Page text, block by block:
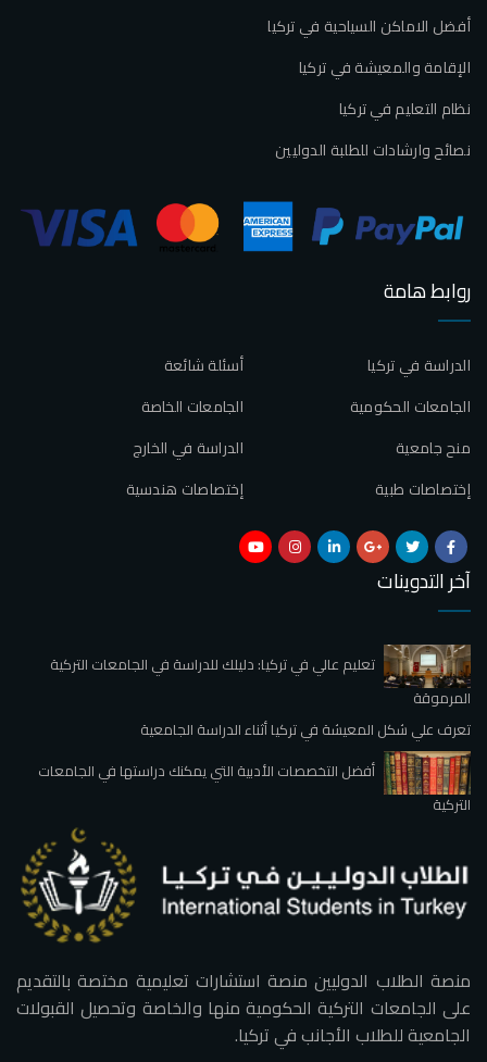
أفضل الاماكن السياحية في تركيا
الإقامة والمعيشة في تركيا
نظام التعليم في تركيا
نصائح وارشادات للطلبة الدوليين
روابط هامة
أسئلة شائعة
الدراسة في تركيا
الجامعات الخاصة
الجامعات الحكومية
الدراسة في الخارج
منح جامعية
إختصاصات هندسية
إختصاصات طبية
آخر التدوينات
تعليم عالي في تركيا: دليلك للدراسة في الجامعات التركية
المرموقة
تعرف علي شكل المعيشة في تركيا أثناء الدراسة الجامعية
أفضل التخصصات الأدبية التي يمكنك دراستها في الجامعات
التركية
منصة الطلاب الدوليين منصة استشارات تعليمية مختصة بالتقديم
على الجامعات التركية الحكومية منها والخاصة وتحصيل القبولات
الجامعية للطلاب الأجانب في تركيا.